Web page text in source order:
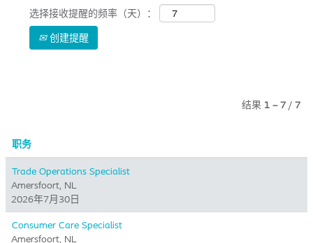
选择接收提醒的频率（天）：
创建提醒
结果 1 – 7 / 7
职务
Trade Operations Specialist
Amersfoort, NL
2026年7月30日
Consumer Care Specialist
Amersfoort, NL